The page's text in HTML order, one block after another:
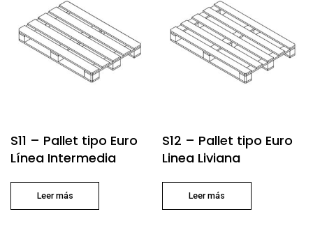
S11 – Pallet tipo Euro
Línea Intermedia
Leer más
S12 – Pallet tipo Euro
Linea Liviana
Leer más